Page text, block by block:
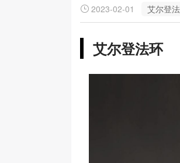
2023-02-01 艾尔登
艾尔登法环